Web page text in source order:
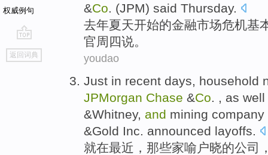
权威例句
go
top
返回词典
&Co. (JPM) said Thursday.
去年夏天开始的金融市场危机基
官周四说。
youdao
Just in recent days
household
JPMorgan Chase &Co as well
&Whitney, and mining company
&Gold Inc. announced layoffs
就在最近 ，那些家喻户晓的公司